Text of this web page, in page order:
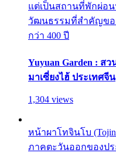
แต่เป็นสถานที่พักผ่อ
วัฒนธรรมที่สำคัญขอ
กว่า 400 ปี
Yuyuan Garden : ส
มาเซี่ยงไฮ้ ประเทศจีน
1,304 views
หน้าผาโทจินโบ
ภาคตะวันออกของป